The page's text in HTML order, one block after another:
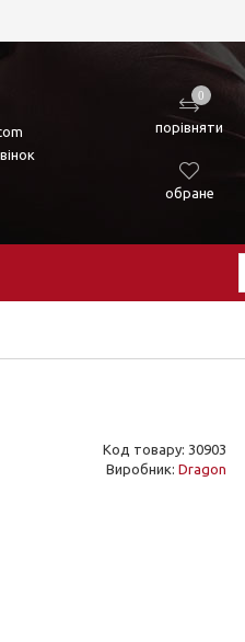
0
порівняти
обране
Код товару: 30903
Виробник: Dragon